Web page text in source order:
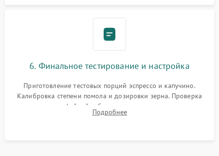
6. Финальное тестирование и настройка
Приготовление тестовых порций эспрессо и капучино.
Калибровка степени помола и дозировки зерна. Проверка
плотности кофейной таблетки, температуры напитка и
качества молочной пены. Контроль отсутствия посторонних
Подробнее